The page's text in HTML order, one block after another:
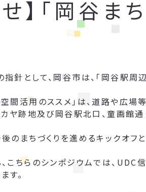
せ】「岡谷
針として、岡谷市は、「岡谷駅周
空間活用のススメ」は、道路や広
ヤ跡地及び岡谷駅北口、童画館通
のまちづくりを進めるキックオフ
こちらのシンポジウムでは、
す。